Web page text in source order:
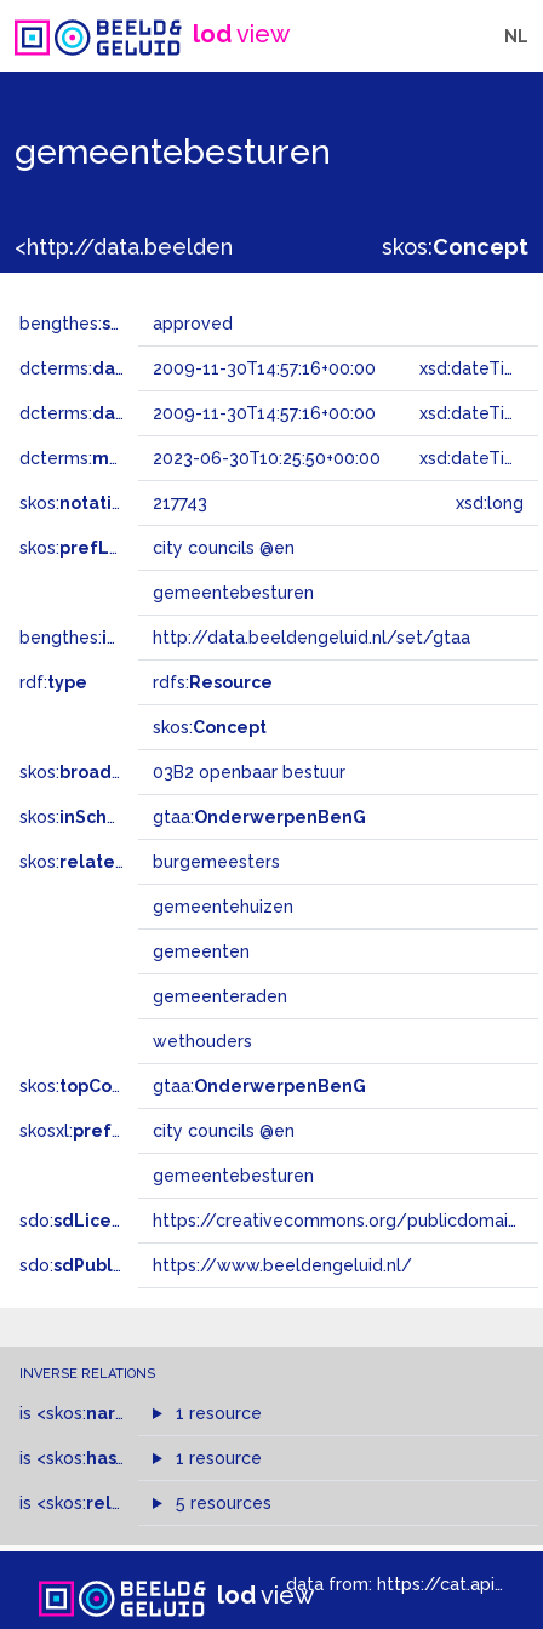
lodview NL
gemeentebesturen
skos:Concept
bengthes:status approved
dcterms:dateAccepted 2009-11-30T14:57:16+00:00 xsd:dateTime
dcterms:dateSubmitted 2009-11-30T14:57:16+00:00 xsd:dateTime
dcterms:modified 2023-06-30T10:25:50+00:00 xsd:dateTime
skos:notation 217743 xsd:long
skos:prefLabel city councils @en
gemeentebesturen
bengthes:inSet http://data.beeldengeluid.nl/set/gtaa
rdf:type rdfs: Resource
skos:Concept
skos: broadMatch 03B2 openbaar bestuur
skos:inScheme gtaa:OnderwerpenBenG
skos:related burgemeesters
gemeentehuizen
gemeenten
gemeenteraden
wethouders
skos:topConceptOf gtaa:OnderwerpenBenG
skosxl:prefLabel city councils @en
gemeentebesturen
sdo:sdLicense https://creativecommons.org/publicdomain/zero/1.0/
sdo:sdPublisher https://www.beeldengeluid.nl/
INVERSE RELATIONS
is <skos:narrowMatch >of
1 resource
is <skos: hasTopConcept >of
1 resource
is <skos:related > of
5 resources
lodviewdata from: https://cat.apis.beeldengeluid.nl/sparql